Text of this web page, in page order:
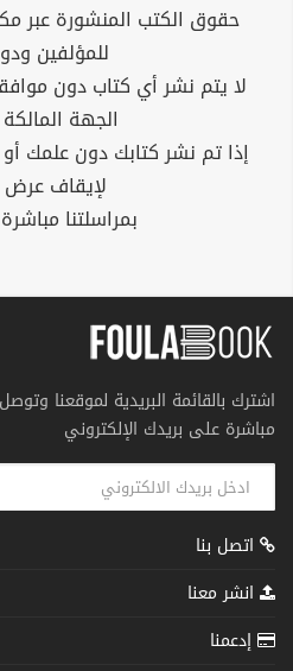
حقوق الكتب المنشورة عبر
للمؤلفين
لا يتم نشر أي كتاب دون
الجهة
إذا تم نشر كتابك دون علمك أو
لإيقاف عرض
بمراسلتنا
اشترك بالقائمة البريدية لموقعنا
مباشرة على بريدك الإلكتروني
اتصل بنا
انشر معنا
إدعمنا